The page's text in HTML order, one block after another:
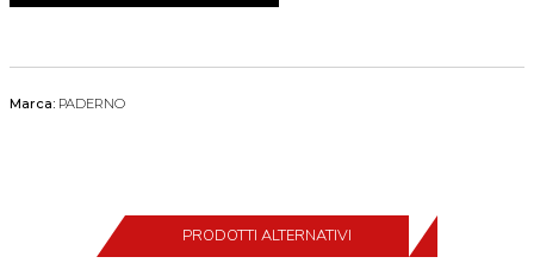
Marca: PADERNO
PRODOTTI ALTERNATIVI